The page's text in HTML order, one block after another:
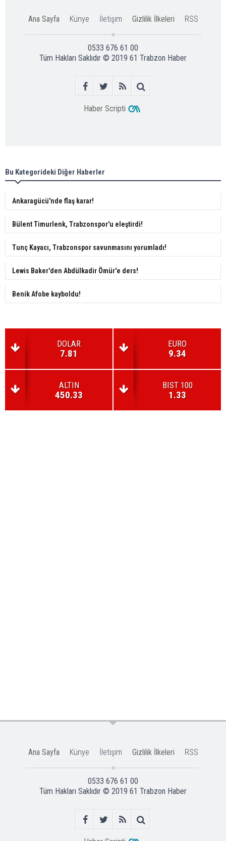
Ana Sayfa Künye İletişim Gizlilik İlkeleri RSS
0533 676 61 00
Tüm Hakları Saklıdır © 2019 61 Trabzon Haber
Haber Scripti
Bu Kategorideki Diğer Haberler
Ankaragücü'nde flaş karar!
Bülent Timurlenk, Trabzonspor'u eleştirdi!
Tunç Kayacı, Trabzonspor savunmasını yorumladı!
Lewis Baker'den Abdülkadir Ömür'e ders!
Benik Afobe kayboldu!
DOLAR
7.81
EURO
9.34
ALTIN
450.33
BIST 100
1.33
Ana Sayfa Künye İletişim Gizlilik İlkeleri RSS
0533 676 61 00
Tüm Hakları Saklıdır © 2019 61 Trabzon Haber